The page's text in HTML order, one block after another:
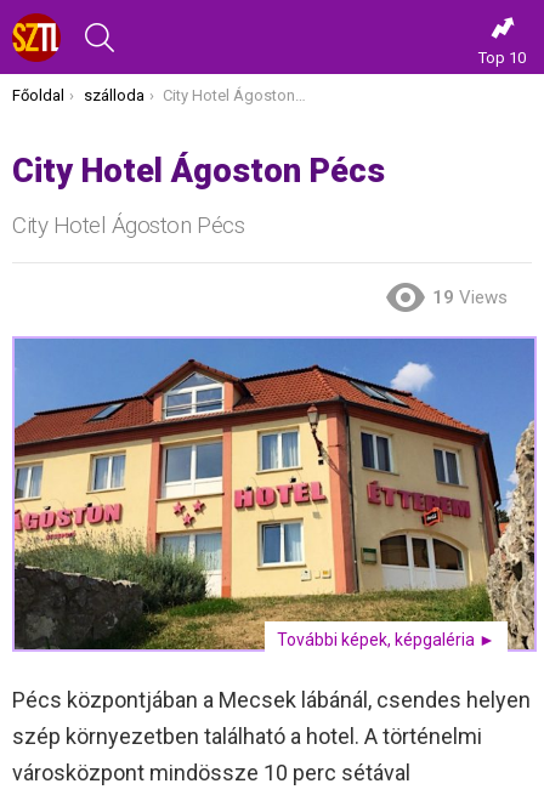
Top 10
Itt vagy most:
Főoldal szálloda City Hotel Ágoston Pécs
City Hotel Ágoston Pécs
City Hotel Ágoston Pécs
19 Views
További képek, képgaléria ►
Pécs központjában a Mecsek lábánál, csendes helyen
szép környezetben található a hotel. A történelmi
városközpont mindössze 10 perc sétával